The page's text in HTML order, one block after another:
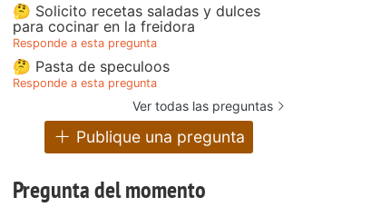
🤔 Solicito recetas saladas y dulces
para cocinar en la freidora
Responde a esta pregunta
🤔 Pasta de speculoos
Responde a esta pregunta
Ver todas las preguntas
Publique una pregunta
Pregunta del momento